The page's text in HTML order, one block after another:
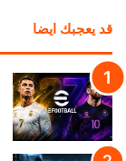
قد يعجبك ايضا